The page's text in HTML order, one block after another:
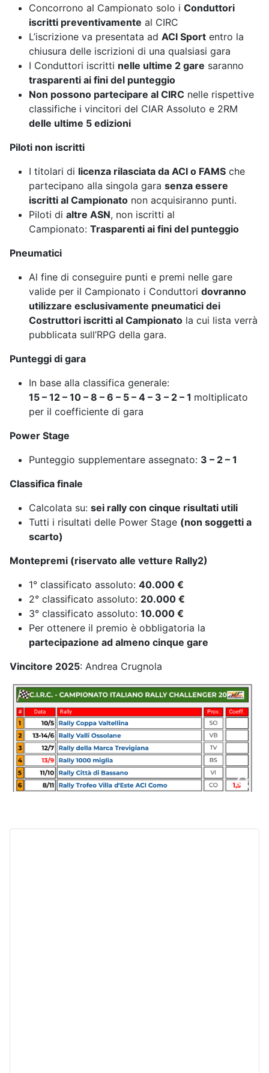
Concorrono al Campionato solo i Conduttori
iscritti preventivamente al CIRC
L’iscrizione va presentata ad ACI Sport entro la
chiusura delle iscrizioni di una qualsiasi gara
I Conduttori iscritti nelle ultime 2 gare saranno
trasparenti ai fini del punteggio
Non possono partecipare al CIRC nelle rispettive
classifiche i vincitori del CIAR Assoluto e 2RM
delle ultime 5 edizioni
Piloti non iscritti
I titolari di licenza rilasciata da ACI o FAMS che
partecipano alla singola gara senza essere
iscritti al Campionato non acquisiranno punti.
Piloti di altre ASN, non iscritti al
Campionato: Trasparenti ai fini del punteggio
Pneumatici
Al fine di conseguire punti e premi nelle gare
valide per il Campionato i Conduttori dovranno
utilizzare esclusivamente pneumatici dei
Costruttori iscritti al Campionato la cui lista verrà
pubblicata sull’RPG della gara.
Punteggi di gara
In base alla classifica generale:
15 – 12 – 10 – 8 – 6 – 5 – 4 – 3 – 2 – 1 moltiplicato
per il coefficiente di gara
Power Stage
Punteggio supplementare assegnato: 3 – 2 – 1
Classifica finale
Calcolata su: sei rally con cinque risultati utili
Tutti i risultati delle Power Stage (non soggetti a
scarto)
Montepremi (riservato alle vetture Rally2)
1° classificato assoluto: 40.000 €
2° classificato assoluto: 20.000 €
3° classificato assoluto: 10.000 €
Per ottenere il premio è obbligatoria la
partecipazione ad almeno cinque gare
Vincitore 2025: Andrea Crugnola